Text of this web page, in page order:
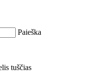
Paieška
tuščias